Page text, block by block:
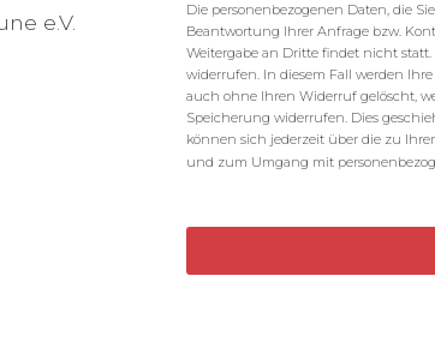
e.V.
Die personenbezogenen Daten, die
Beantwortung Ihrer Anfrage bzw.
Weitergabe an Dritte findet nicht
widerrufen. In diesem Fall werden
auch ohne Ihren Widerruf gelöscht,
Speicherung widerrufen. Dies
können sich jederzeit über die zu
und zum Umgang mit